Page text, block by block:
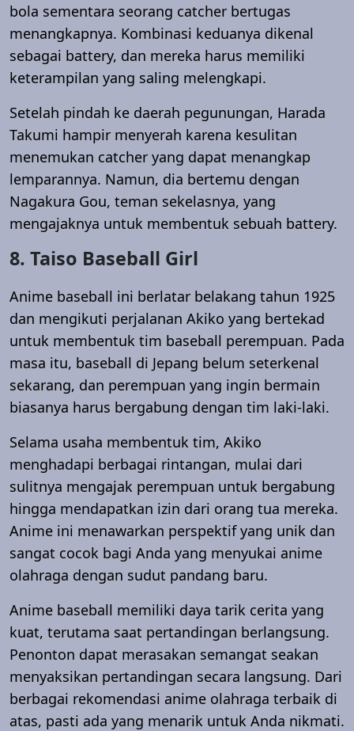
bola sementara seorang catcher bertugas
menangkapnya. Kombinasi keduanya dikenal
sebagai battery, dan mereka harus memiliki
keterampilan yang saling melengkapi.
Setelah pindah ke daerah pegunungan, Harada
Takumi hampir menyerah karena kesulitan
menemukan catcher yang dapat menangkap
lemparannya. Namun, dia bertemu dengan
Nagakura Gou, teman sekelasnya, yang
mengajaknya untuk membentuk sebuah battery.
8. Taiso Baseball Girl
Anime baseball ini berlatar belakang tahun 1925
dan mengikuti perjalanan Akiko yang bertekad
untuk membentuk tim baseball perempuan. Pada
masa itu, baseball di Jepang belum seterkenal
sekarang, dan perempuan yang ingin bermain
biasanya harus bergabung dengan tim laki-laki.
Selama usaha membentuk tim, Akiko
menghadapi berbagai rintangan, mulai dari
sulitnya mengajak perempuan untuk bergabung
hingga mendapatkan izin dari orang tua mereka.
Anime ini menawarkan perspektif yang unik dan
sangat cocok bagi Anda yang menyukai anime
olahraga dengan sudut pandang baru.
Anime baseball memiliki daya tarik cerita yang
kuat, terutama saat pertandingan berlangsung.
Penonton dapat merasakan semangat seakan
menyaksikan pertandingan secara langsung. Dari
berbagai rekomendasi anime olahraga terbaik di
atas, pasti ada yang menarik untuk Anda nikmati.